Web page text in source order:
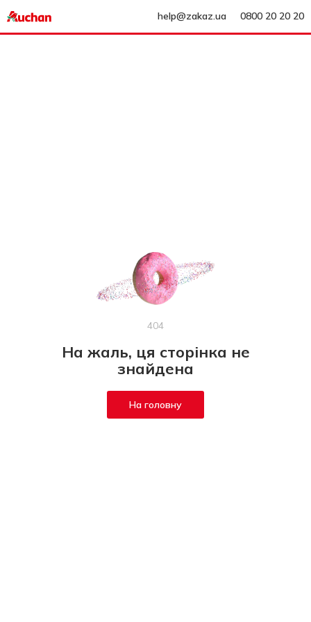
help@zakaz.ua 0800 20 20 20
404
На жаль, ця сторінка не
знайдена
На головну